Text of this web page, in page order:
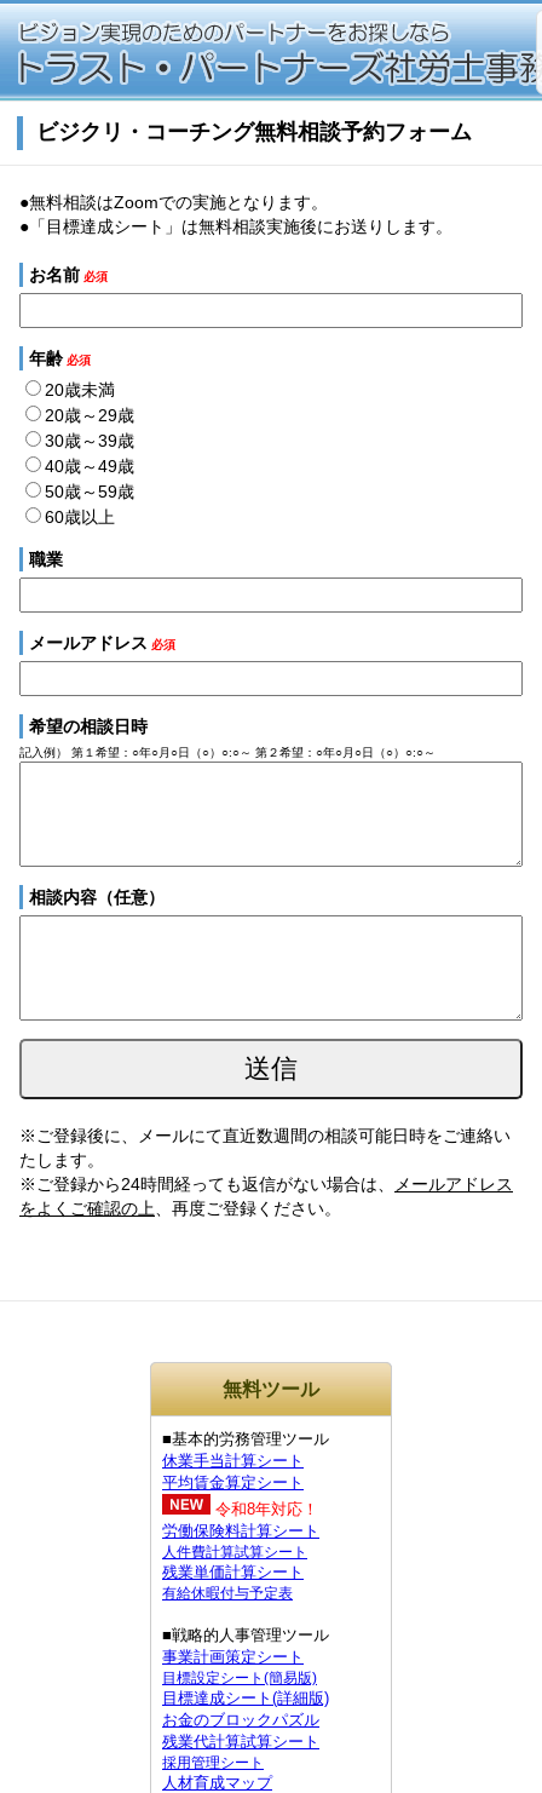
ビジクリ・コーチング無料相談予約フォーム
●無料相談はZoomでの実施となります。
●「目標達成シート」は無料相談実施後にお送りします。
お名前 必須
年齢必須
20歳未満
20歳～29歳
30歳～39歳
40歳～49歳
50歳～59歳
60歳以上
職業
メールアドレス 必須
希望の相談日時
記入例） 第１希望：○年○月○日（○）○:○～ 第２希望：○年○月○日（○）○:○～
相談内容（任意）
※ご登録後に、メールにて直近数週間の相談可能日時をご連絡い
たします。
※ご登録から24時間経っても返信がない場合は、
メールアドレス
をよくご確認の上 、再度ご登録ください。
無料ツール
■基本的労務管理ツール
休業手当計算シート
平均賃金算定シート
令和8年対応！
労働保険料計算シート
人件費計算試算シート
残業単価計算シート
有給休暇付与予定表
■戦略的人事管理ツール
事業計画策定シート
目標設定シート(簡易版)
目標達成シート(詳細版)
お金のブロックパズル
残業代計算試算シート
採用管理シート
人材育成マップ